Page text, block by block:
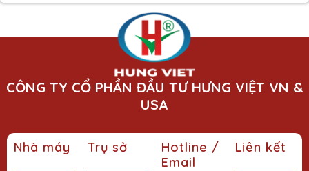
CÔNG TY CỔ PHẦN ĐẦU TƯ HƯNG VIỆT VN &
USA
Nhà máy Trụ sở
Hotline /
Email
Liên kết